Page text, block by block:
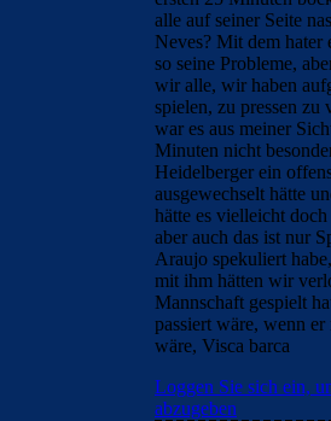
alle auf seiner Seite
Neves? Mit dem hater
so seine Probleme,
wir alle, wir haben
spielen, zu pressen zu
war es aus meiner
Minuten nicht
Heidelberger ein
ausgewechselt hätte
hätte es vielleicht doch
aber auch das ist nur
Araujo spekuliert
mit ihm hätten wir
Mannschaft gespielt
passiert wäre, wenn
wäre, Visca barca
Loggen Sie sich ein,
abzugeben